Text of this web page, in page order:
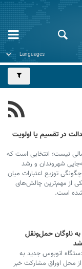
در تقسیم یا اولویت
نیست؛ انتخابی است که
شهروندان و رشد
توزیع اعتبارات میان
از مهم‌ترین چالش‌های
شده است.
ناوگان حمل‌ونقل
اتوبوس جدید به
محل اوراق مشارکت خبر